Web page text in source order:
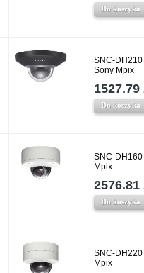
Do koszyka
SNC-
Sony Mpix
1527.79
Do koszyka
SNC-
Mpix
2576.81
Do koszyka
SNC-
Mpix